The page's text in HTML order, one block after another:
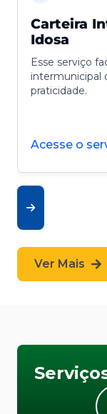
Carteira
Idosa
Esse serviço
intermunicipal
praticidade.
Acesse o
Ver Mais